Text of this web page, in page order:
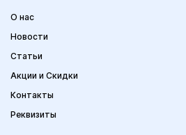
О нас
Новости
Статьи
Акции и Скидки
Контакты
Реквизиты